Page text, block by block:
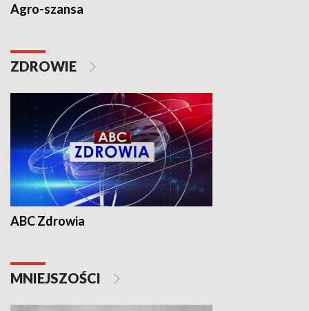
Agro-szansa
ZDROWIE
ABC Zdrowia
MNIEJSZOŚCI